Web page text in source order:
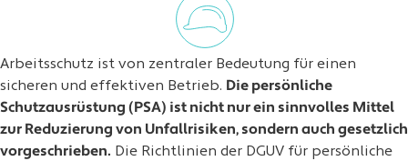
Arbeitsschutz ist von zentraler Bedeutung für einen
sicheren und effektiven Betrieb. Die persönliche
Schutzausrüstung (PSA) ist nicht nur ein sinnvolles Mittel
zur Reduzierung von Unfallrisiken, sondern auch gesetzlich
vorgeschrieben. Die Richtlinien der DGUV für persönliche